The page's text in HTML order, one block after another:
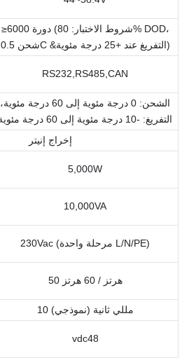
≥6000 دورة (شروط الاختبار: 80% DOD،
شحن 0.5C &التفريغ عند +25 درجة مئوية)
RS232,RS485,CAN
الشحن: 0 درجة مئوية إلى 60 درجة مئوية،
التفريغ: -10 درجة مئوية إلى 60 درجة مئوية
إخراج إنيتر
5,000W
10,000VA
230Vac (مرحلة واحدة L/N/PE)
50 هرتز / 60 هرتز
10 مللي ثانية (نموذجي)
vdc48